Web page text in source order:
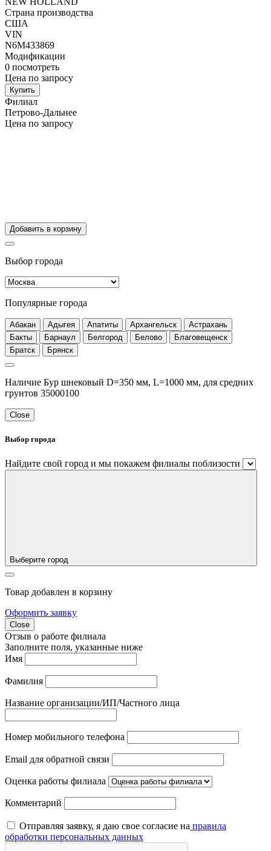
Страна производства
США
VIN
N6M433869
Модификации
0 посмотреть
Цена по запросу
Купить
Филиал
Петрово-Дальнее
Цена по запросу
Добавить в корзину
Выбор города
Популярные города
Абакан Адыгея Апатиты Архангельск
Астрахань
Бакты
Барнаул Белгород Белово
Благовещенск
Братск
Брянск
Наличие Бур шнековый D=350 мм, L=1000 мм, для средних
грунтов 35000100
Close
Выбор города
Найдите свой город и мы покажем филиалы поблизости
Выберите город
Товар добавлен в корзину
Оформить заявку
Close
Отзыв о работе филиала
Заполните поля, указанные ниже
Имя
Фамилия
Название организации/ИП/Частного лица
Номер мобильного телефона
Email для обратной связи
Оценка работы филиала
Комментарий
Отправляя заявку, я даю свое согласие на правила
обработки персональных данных